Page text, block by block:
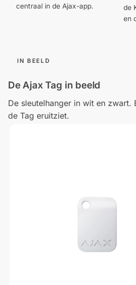
centraal in de Ajax-app.
de
en
IN BEELD
De Ajax Tag in beeld
De sleutelhanger in wit en zwart.
de Tag eruitziet.